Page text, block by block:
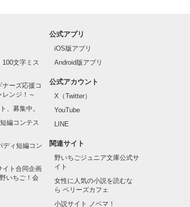
文字ミス
ーズ応援コ
ンジ！～
、募集中。
編コンテス
ディ短編コン
イト合同企画
いちご！会
公式アプリ
iOS版アプリ
Android版アプリ
公式アカウント
X（Twitter）
YouTube
LINE
関連サイト
野いちごジュニア文庫公式サ
イト
女性に人気の小説を読むな
ら ベリーズカフェ
小説サイト ノベマ！